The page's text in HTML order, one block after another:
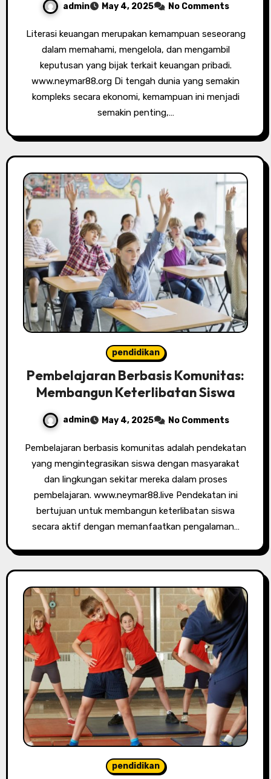
admin May 4, 2025 No Comments
Literasi keuangan merupakan kemampuan seseorang
dalam memahami, mengelola, dan mengambil
keputusan yang bijak terkait keuangan pribadi.
www.neymar88.org Di tengah dunia yang semakin
kompleks secara ekonomi, kemampuan ini menjadi
semakin penting,…
pendidikan
Pembelajaran Berbasis Komunitas:
Membangun Keterlibatan Siswa
admin May 4, 2025 No Comments
Pembelajaran berbasis komunitas adalah pendekatan
yang mengintegrasikan siswa dengan masyarakat
dan lingkungan sekitar mereka dalam proses
pembelajaran. www.neymar88.live Pendekatan ini
bertujuan untuk membangun keterlibatan siswa
secara aktif dengan memanfaatkan pengalaman…
pendidikan